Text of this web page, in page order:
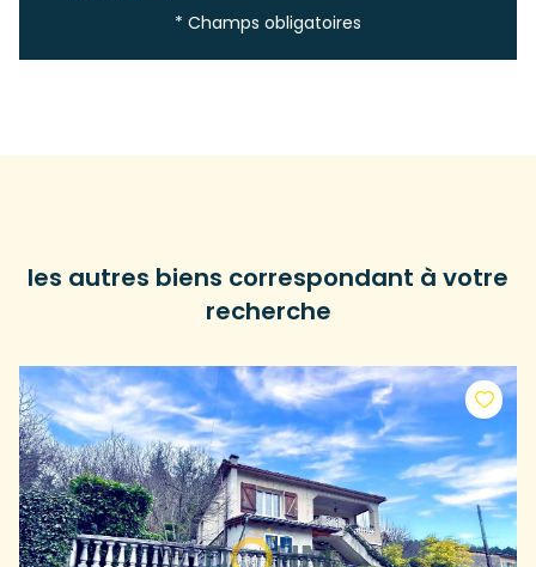
* Champs obligatoires
les autres biens correspondant à votre
recherche